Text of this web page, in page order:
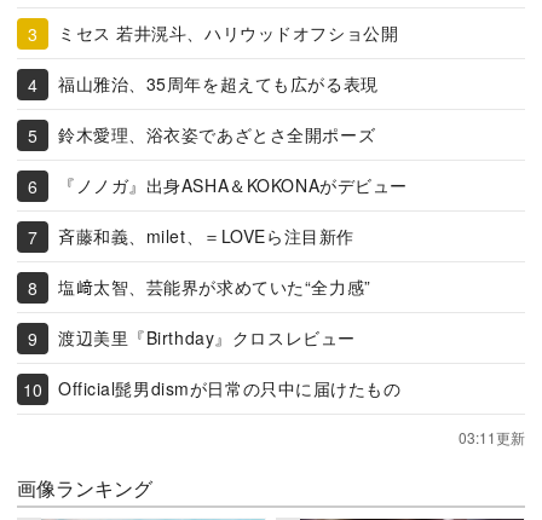
ミセス 若井滉斗、ハリウッドオフショ公開
福山雅治、35周年を超えても広がる表現
鈴木愛理、浴衣姿であざとさ全開ポーズ
『ノノガ』出身ASHA＆KOKONAがデビュー
斉藤和義、milet、＝LOVEら注目新作
塩﨑太智、芸能界が求めていた“全力感”
渡辺美里『Birthday』クロスレビュー
Official髭男dismが日常の只中に届けたもの
03:11更新
画像ランキング